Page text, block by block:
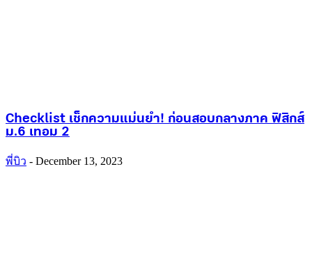
Checklist เช็กความแม่นยำ! ก่อนสอบกลางภาค ฟิสิกส์
ม.6 เทอม 2
พี่บิว - December 13, 2023